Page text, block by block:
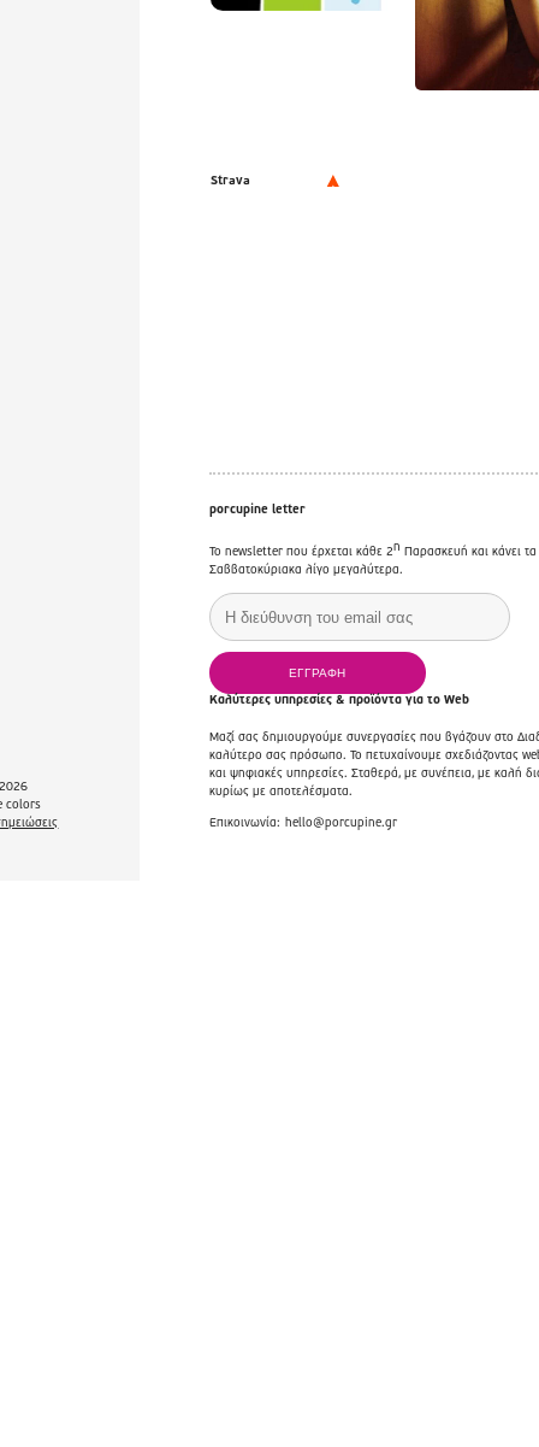
colors
Strava
porcupine letter
Το newsletter που έρχεται κάθε 2η Παρασκευή και κάνει τα
Σαββατοκύριακα λίγο μεγαλύτερα.
Καλύτερες υπηρεσίες & προϊόντα για το Web
Μαζί σας δημιουργούμε συνεργασίες που βγάζουν στο
καλύτερο σας πρόσωπο. Το πετυχαίνουμε σχεδιάζοντας
και ψηφιακές υπηρεσίες. Σταθερά, με συνέπεια, με καλή
κυρίως με αποτελέσματα.
Επικοινωνία: hello@porcupine.gr